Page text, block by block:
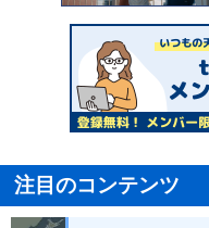
注目のコンテンツ